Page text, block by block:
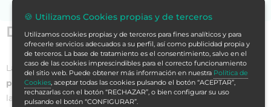
Datos generales
La bioestadísticaes la rama de la estadística aplicada a
problemas de las ciencias biológicas y de la salud,dando
las herramientas necesarias para el desarrollo, análisis e
🍪 Utilizamos Cookies propias y de terceros
Utilizamos cookies propias y de terceros para fines analíticos y para
ofrecerle servicios adecuados a su perfil, así como publicidad propia y
de terceros. La base de tratamiento es el consentimiento, salvo en el
caso de las cookies imprescindibles para el correcto funcionamiento
del sitio web. Puede obtener más información en nuestra Política de
Cookies, aceptar todas las cookies pulsando el botón “ACEPTAR”,
rechazarlas con el botón “RECHAZAR”, o bien configurar su uso
pulsando el botón “CONFIGURAR”.